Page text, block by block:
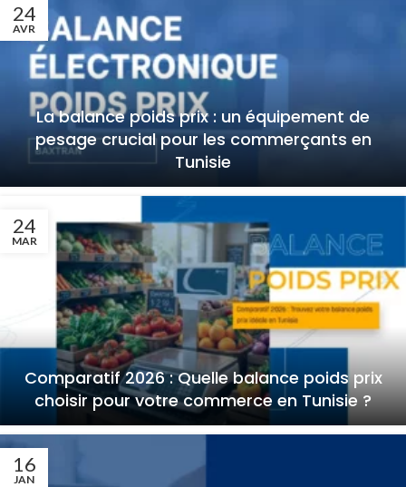
24
AVR
La balance poids prix : un équipement de
pesage crucial pour les commerçants en
Tunisie
24
MAR
Comparatif 2026 : Quelle balance poids prix
choisir pour votre commerce en Tunisie ?
16
JAN